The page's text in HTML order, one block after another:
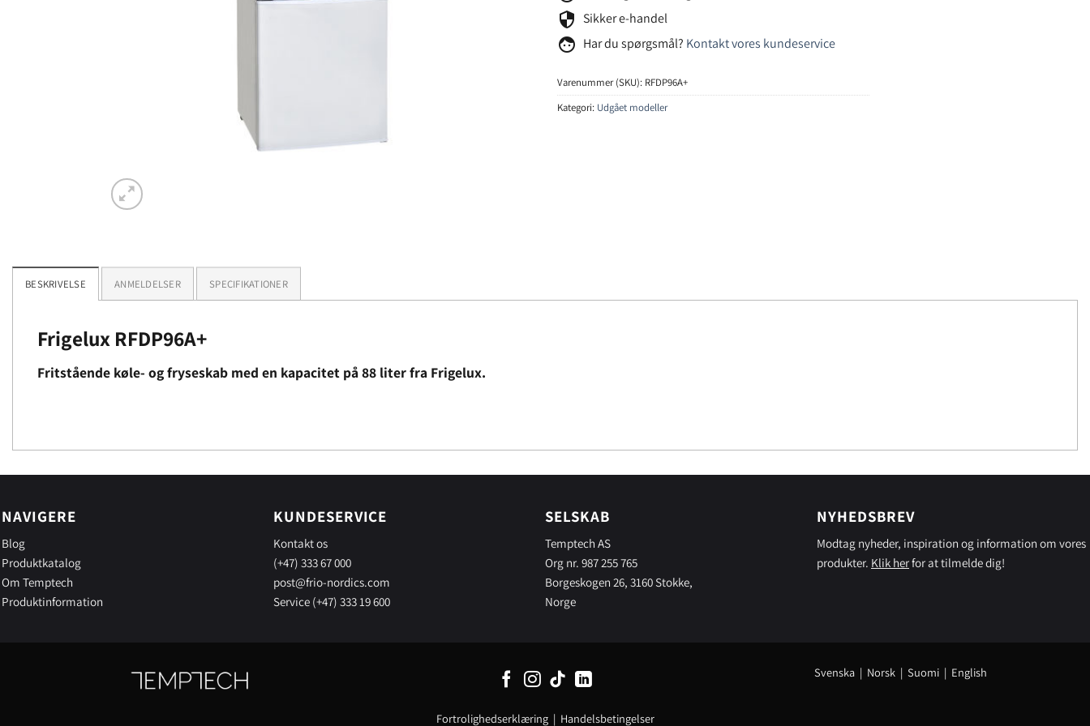
security Sikker e-handel
face Har du spørgsmål? Kontakt vores kundeservice
Varenummer (SKU): RFDP96A+
Kategori: Udgået modeller
BESKRIVELSE ANMELDELSER SPECIFIKATIONER
Frigelux RFDP96A+
Fritstående køle- og fryseskab med en kapacitet på 88 liter fra Frigelux.
NAVIGERE
Blog
Produktkatalog
Om Temptech
Produktinformation
KUNDESERVICE
Kontakt os
(+47) 333 67 000
post@frio-nordics.com
Service (+47) 333 19 600
SELSKAB
Temptech AS
Org nr. 987 255 765
Borgeskogen 26, 3160 Stokke,
Norge
NYHEDSBREV
Modtag nyheder, inspiration og information om vores
produkter. Klik herfor at tilmelde dig!
Svenska| Norsk | Suomi| English
Fortrolighedserklæring| Handelsbetingelser